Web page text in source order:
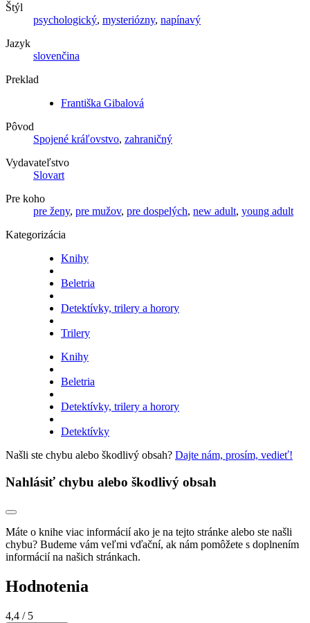
Štýl
psychologický, mysteriózny, napínavý
Jazyk
slovenčina
Preklad
Františka Gibalová
Pôvod
Spojené kráľovstvo, zahraničný
Vydavateľstvo
Slovart
Pre koho
pre ženy, pre mužov, pre dospelých, new adult, young adult
Kategorizácia
Knihy
Beletria
Detektívky, trilery a horory
Trilery
Knihy
Beletria
Detektívky, trilery a horory
Detektívky
Našli ste chybu alebo škodlivý obsah? Dajte nám, prosím, vedieť!
Nahlásiť chybu alebo škodlivý obsah
Máte o knihe viac informácií ako je na tejto stránke alebo ste našli
chybu? Budeme vám veľmi vďační, ak nám pomôžete s doplnením
informácií na našich stránkach.
Hodnotenia
4,4 / 5